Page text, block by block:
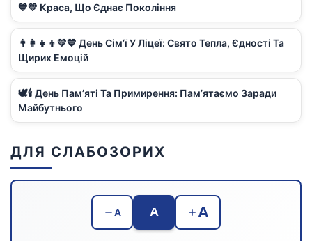
💙💛 Краса, Що Єднає Покоління
👨‍👩‍👧‍👦💛💙 День Сім’ї У Ліцеї: Свято Тепла, Єдності Та
Щирих Емоцій
🕊️🕯️ День Пам’яті Та Примирення: Пам’ятаємо Заради
Майбутнього
ДЛЯ СЛАБОЗОРИХ
A A A